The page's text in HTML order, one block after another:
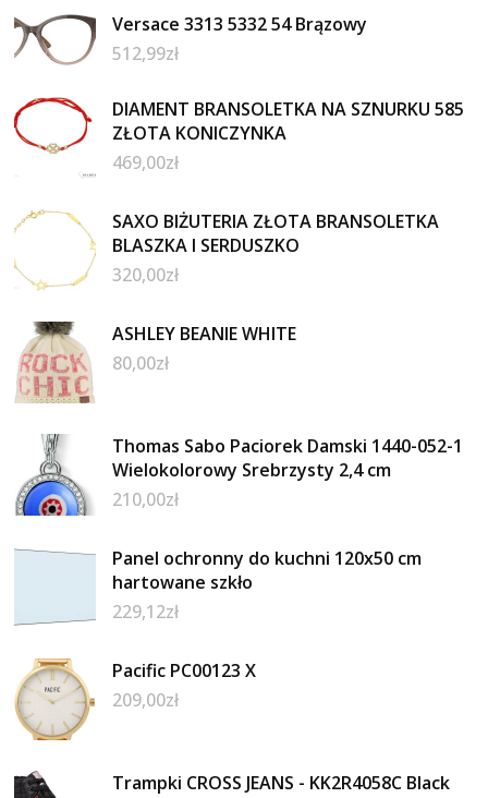
Versace 3313 5332 54 Brązowy
512,99zł
DIAMENT BRANSOLETKA NA SZNURKU 585
ZŁOTA KONICZYNKA
469,00zł
SAXO BIŻUTERIA ZŁOTA BRANSOLETKA
BLASZKA I SERDUSZKO
320,00zł
ASHLEY BEANIE WHITE
80,00zł
Thomas Sabo Paciorek Damski 1440-052-1
Wielokolorowy Srebrzysty 2,4 cm
210,00zł
Panel ochronny do kuchni 120x50 cm
hartowane szkło
229,12zł
Pacific PC00123 X
209,00zł
Trampki CROSS JEANS - KK2R4058C Black